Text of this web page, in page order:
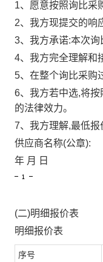
1、愿意按照询比采
2、我方现提交的响
3、我方承诺:本次询
4、我方完全理解和
5、在整个询比采购
6、我方若中选,将
的法律效力。
7、我方理解,最低报
供应商名称(公章):
年 月 日
(二)明细报价表
明细报价表
序号